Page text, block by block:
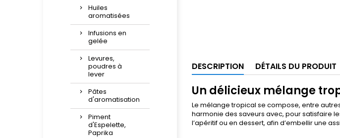
Huiles
aromatisées
Infusions en
gelée
Levures,
poudres à
lever
Pâtes
d'aromatisation
Piment
d'Espelette,
Paprika
DESCRIPTION DÉTAILS DU PRODUIT
Un délicieux mélange
Le mélange tropical se compose, entre
harmonie des saveurs avec, pour satisfaire
l’apéritif ou en dessert, afin d’embellir une